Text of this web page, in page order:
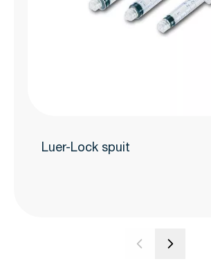
Luer-Lock spuit